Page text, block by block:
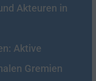
Akteuren in
Aktive
Gremien